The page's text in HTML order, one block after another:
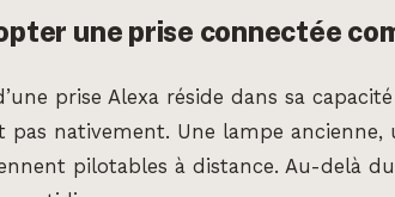
une prise connectée
prise Alexa réside dans sa
pas nativement. Une lampe
pilotables à distance. Au-delà